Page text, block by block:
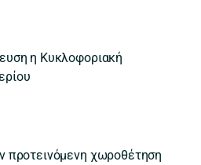
η Κυκλοφοριακή
προτεινόμενη χωροθέτηση